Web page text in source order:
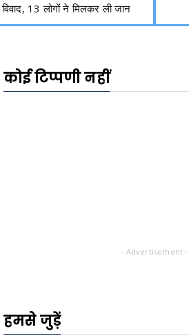
विवाद, 13 लोगों ने मिलकर ली जान
कोई टिप्पणी नहीं
- Advertisement -
हमसे जुड़ें